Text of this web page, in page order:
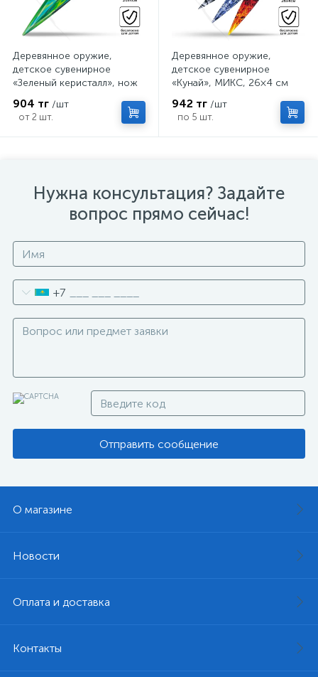
Деревянное оружие,
детское сувенирное
«Зеленый керисталл», нож
904 тг /шт
от 2 шт.
Деревянное оружие,
детское сувенирное
«Кунай», МИКС, 26×4 см
942 тг /шт
по 5 шт.
Нужна консультация? Задайте
вопрос прямо сейчас!
+7
Отправить сообщение
О магазине
Новости
Оплата и доставка
Контакты